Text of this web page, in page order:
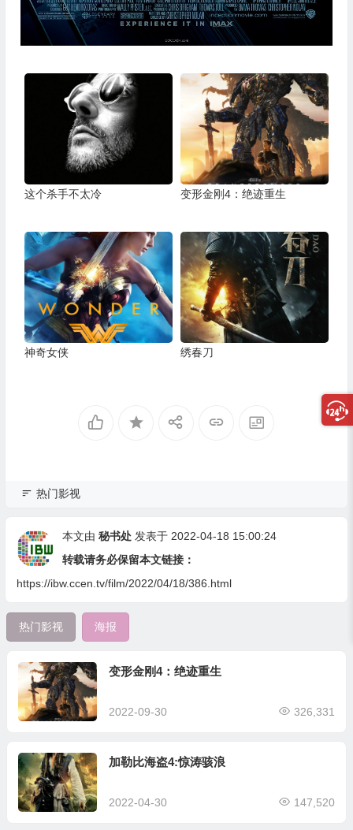
这个杀手不太冷 变形金刚4：绝迹重生
神奇女侠 绣春刀
热门影视
本文由 秘书处发表于 2022-04-18 15:00:24
转载请务必保留本文链接：
https://ibw.ccen.tv/film/2022/04/18/386.html
热门影视 海报
变形金刚4：绝迹重生
2022-09-30 326,331
加勒比海盗4:惊涛骇浪
2022-04-30 147,520